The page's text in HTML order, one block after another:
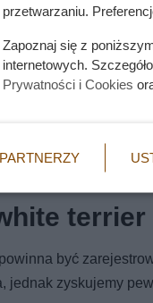
być
jednak zyskujemy
przetwarzaniu.
Zapoznaj się z
internetowych.
Prywatności i Cookies
PARTNERZY